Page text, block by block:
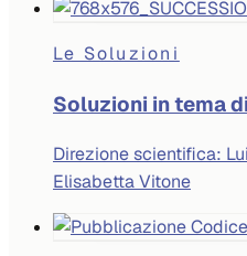
Le Soluzioni
Soluzioni in tema
Direzione scientifica:
Elisabetta Vitone